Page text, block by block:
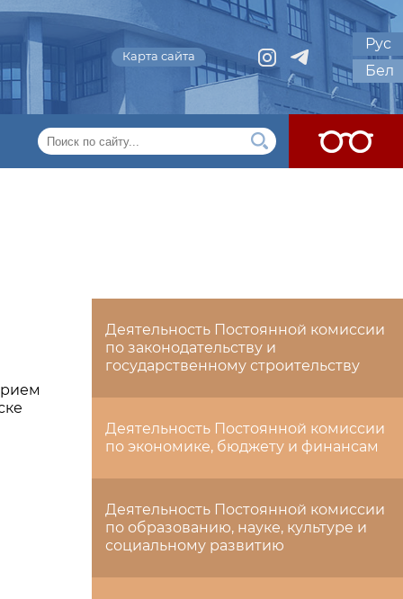
Карта сайта
Рус
Бел
Деятельность Постоянной комиссии
по законодательству и
государственному строительству
Деятельность Постоянной комиссии
по экономике, бюджету и финансам
Деятельность Постоянной комиссии
по образованию, науке, культуре и
социальному развитию